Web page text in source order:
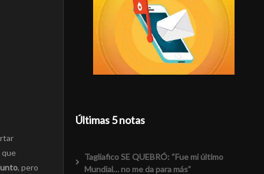
que
, pero
Últimas 5 notas
Tagliafico SE QUEBRÓ: “Fue mi último
Mundial… no me da para más”